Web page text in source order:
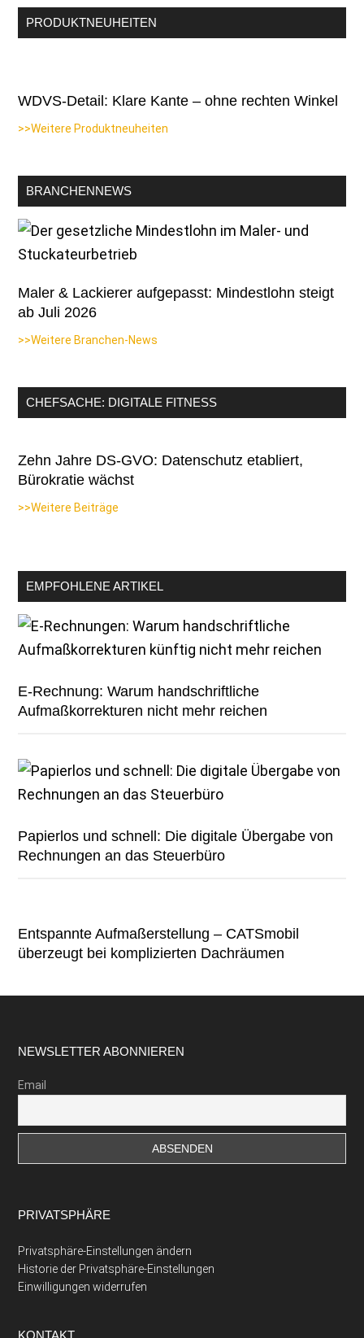
PRODUKTNEUHEITEN
WDVS-Detail: Klare Kante – ohne rechten Winkel
>>Weitere Produktneuheiten
BRANCHENNEWS
Maler & Lackierer aufgepasst: Mindestlohn steigt
ab Juli 2026
>>Weitere Branchen-News
CHEFSACHE: DIGITALE FITNESS
Zehn Jahre DS-GVO: Datenschutz etabliert,
Bürokratie wächst
>>Weitere Beiträge
EMPFOHLENE ARTIKEL
E-Rechnung: Warum handschriftliche
Aufmaßkorrekturen nicht mehr reichen
Papierlos und schnell: Die digitale Übergabe von
Rechnungen an das Steuerbüro
Entspannte Aufmaßerstellung – CATSmobil
überzeugt bei komplizierten Dachräumen
Footer
NEWSLETTER ABONNIEREN
Email
PRIVATSPHÄRE
Privatsphäre-Einstellungen ändern
Historie der Privatsphäre-Einstellungen
Einwilligungen widerrufen